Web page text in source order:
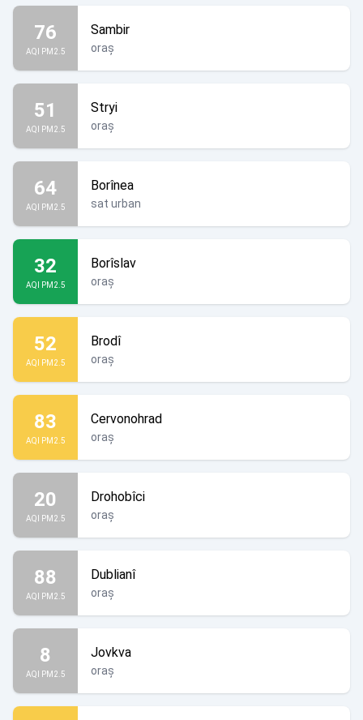
76
AQI PM2.5
Sambir
oraș
51
AQI PM2.5
Stryi
oraș
64
AQI PM2.5
Borînea
sat urban
32
AQI PM2.5
Borîslav
oraș
52
AQI PM2.5
Brodî
oraș
83
AQI PM2.5
Cervonohrad
oraș
20
AQI PM2.5
Drohobîci
oraș
88
AQI PM2.5
Dublianî
oraș
8
AQI PM2.5
Jovkva
oraș